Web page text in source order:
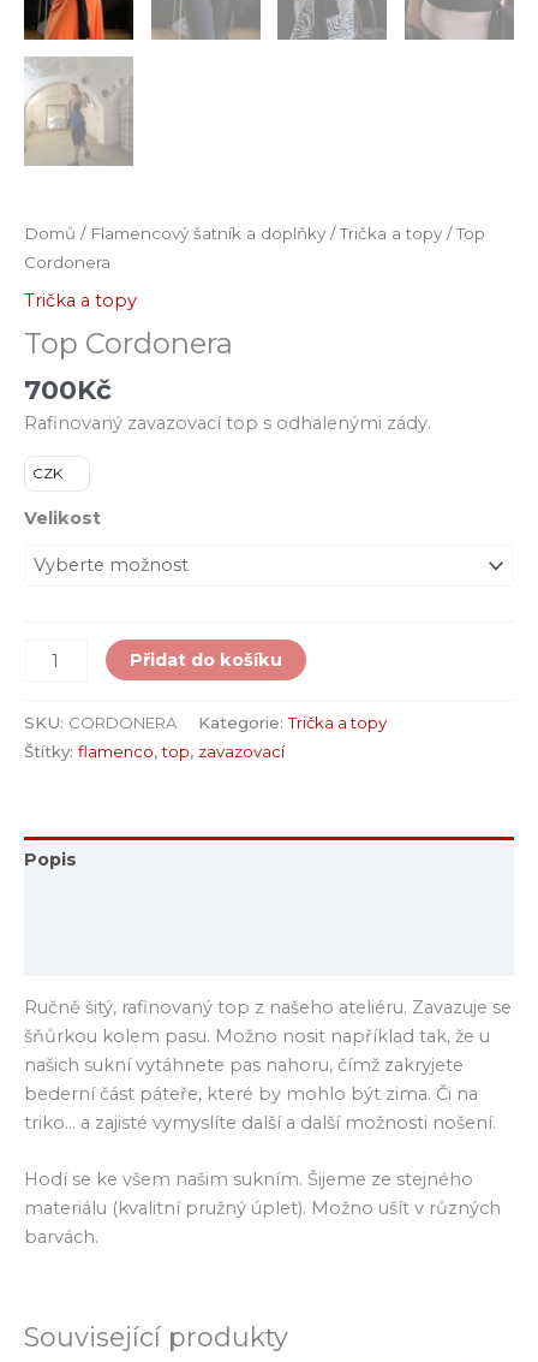
Domů / Flamencový šatník a doplňky /Trička a topy / Top
Cordonera
Trička a topy
Top Cordonera
700Kč
Rafinovaný zavazovací top s odhalenými zády.
CZK
Velikost
Přidat do košíku
SKU: CORDONERA Kategorie:Trička a topy
Štítky: flamenco,top, zavazovací
Popis
Ručně šitý, rafinovaný top z našeho ateliéru. Zavazuje se
šňůrkou kolem pasu. Možno nosit například tak, že u
našich sukní vytáhnete pas nahoru, čímž zakryjete
bederní část páteře, které by mohlo být zima. Či na
triko… a zajisté vymyslíte další a další možnosti nošení.
Hodí se ke všem našim sukním. Šijeme ze stejného
materiálu (kvalitní pružný úplet). Možno ušít v různých
barvách.
Související produkty